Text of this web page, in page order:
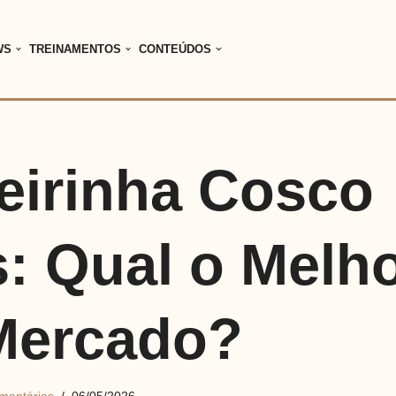
TREINAMENTOS CONTEÚDOS
Cosco
Qual o